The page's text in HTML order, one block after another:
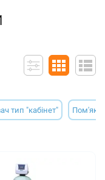
тип "кабінет"